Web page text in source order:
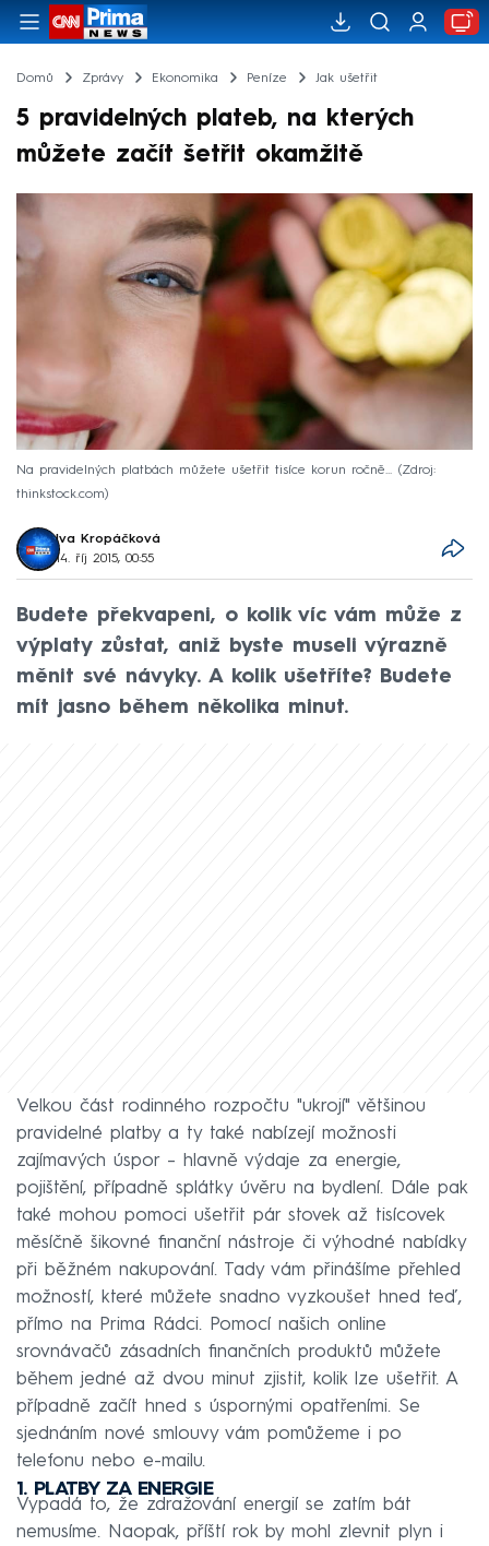
Domů Zprávy Ekonomika Peníze Jak ušetřit
5 pravidelných plateb, na kterých
můžete začít šetřit okamžitě
Na pravidelných platbách můžete ušetřit tisíce korun ročně...
Zdroj:
thinkstock.com
Iva Kropáčková
14. říj 2015, 00:55
Budete překvapeni, o kolik víc vám může z
výplaty zůstat, aniž byste museli výrazně
měnit své návyky. A kolik ušetříte? Budete
mít jasno během několika minut.
Velkou část rodinného rozpočtu "ukrojí" většinou
pravidelné platby a ty také nabízejí možnosti
zajímavých úspor – hlavně výdaje za energie,
pojištění, případně splátky úvěru na bydlení. Dále pak
také mohou pomoci ušetřit pár stovek až tisícovek
měsíčně šikovné finanční nástroje či výhodné nabídky
při běžném nakupování. Tady vám přinášíme přehled
možností, které můžete snadno vyzkoušet hned teď,
přímo na Prima Rádci. Pomocí našich online
srovnávačů zásadních finančních produktů můžete
během jedné až dvou minut zjistit, kolik lze ušetřit. A
případně začít hned s úspornými opatřeními. Se
sjednáním nové smlouvy vám pomůžeme i po
telefonu nebo e-mailu.
1. PLATBY ZA ENERGIE
Vypadá to, že zdražování energií se zatím bát
nemusíme. Naopak, příští rok by mohl zlevnit plyn i